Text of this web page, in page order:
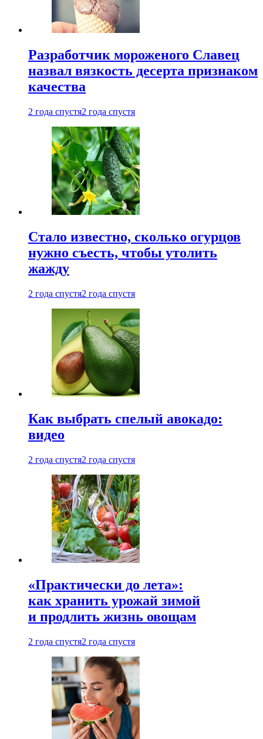
Разработчик мороженого Славец
назвал вязкость десерта признаком
качества
2 года спустя2 года спустя
Стало известно, сколько огурцов
нужно съесть, чтобы утолить
жажду
2 года спустя2 года спустя
Как выбрать спелый авокадо:
видео
2 года спустя2 года спустя
«Практически до лета»:
как хранить урожай зимой
и продлить жизнь овощам
2 года спустя2 года спустя